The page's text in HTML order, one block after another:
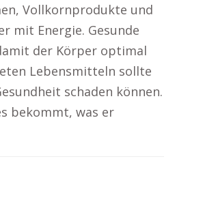
Vollkornprodukte und
mit Energie. Gesunde
der Körper optimal
Lebensmitteln sollte
schaden können.
bekommt, was er